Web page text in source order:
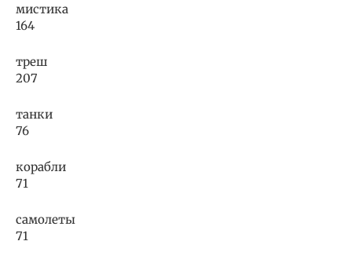
мистика
164
треш
207
танки
76
корабли
71
самолеты
71